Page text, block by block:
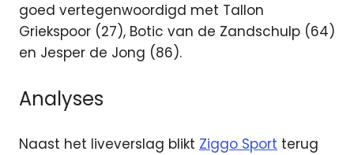
goed vertegenwoordigd met Tallon
Griekspoor (27), Botic van de Zandschulp (64)
en Jesper de Jong (86).
Analyses
Naast het liveverslag blikt Ziggo Sport terug